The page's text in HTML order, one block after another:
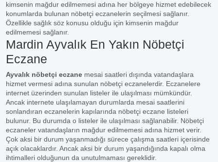
kimsenin mağdur edilmemesi adına her bölgeye hizmet edebilecek
konumlarda bulunan nöbetçi eczanelerin seçilmesi sağlanır.
Özellikle sağlık söz konusu olduğu için kimsenin mağdur
edilmemesi sağlanır.
Mardin Ayvalık En Yakın Nöbetçi
Eczane
Ayvalık nöbetçi eczane mesai saatleri dışında vatandaşlara
hizmet vermesi adına sunulan nöbetçi eczanelerdir. Eczanelere
internet üzerinden sunulan listeler ile ulaşılması mümkündür.
Ancak internete ulaşılamayan durumlarda mesai saatlerini
sonlandıran eczanelerin kapılarında nöbetçi eczane listeleri
bulunur. Bu durumda o listeler ile ulaşılması sağlanabilir. Nöbetçi
eczaneler vatandaşların mağdur edilmemesi adına hizmet verir.
Çok aksi bir durum yaşanmadığı sürece çalışma saatleri içerisinde
açık olacaklardır. Ancak aksi bir durum yaşandığında kapalı olma
ihtimalleri olduğunun da unutulmaması gereklidir.